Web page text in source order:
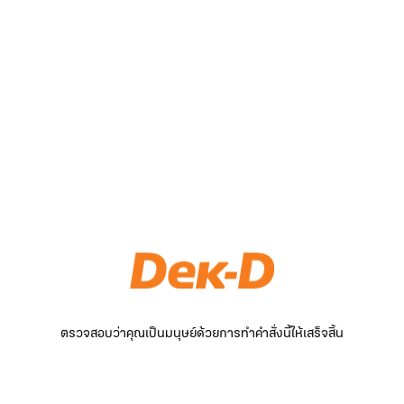
ตรวจสอบว่าคุณเป็นมนุษย์ด้วยการทำคำสั่งนี้ให้เสร็จสิ้น